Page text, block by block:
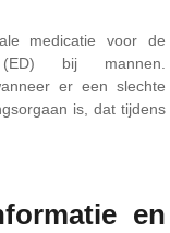
medicatie voor de
(ED) bij mannen.
er een slechte
is, dat tijdens
en